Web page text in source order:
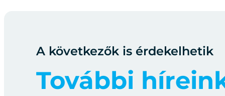
A következők is érdekelhetik
További